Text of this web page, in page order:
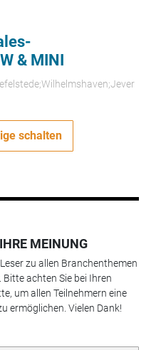
& MINI
schalten
MEINUNG
zu allen Branchenthemen
achten Sie bei Ihren
um allen Teilnehmern eine
ermöglichen. Vielen Dank!